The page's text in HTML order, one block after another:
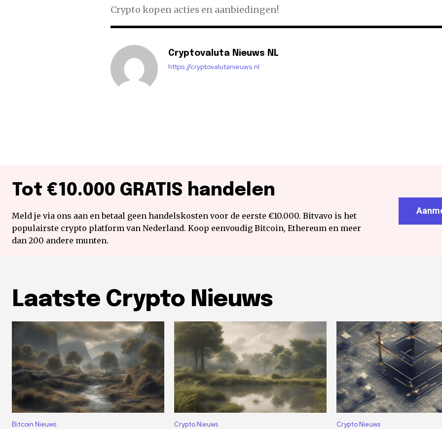
Crypto kopen acties en aanbiedingen!
Cryptovaluta Nieuws NL
https://cryptovalutanieuws.nl
Tot €10.000 GRATIS handelen
Meld je via ons aan en betaal geen handelskosten voor de eerste €10.000. Bitvavo is het
populairste crypto platform van Nederland. Koop eenvoudig Bitcoin, Ethereum en meer
dan 200 andere munten.
Laatste Crypto Nieuws
Bitcoin Nieuws Crypto Nieuws Crypto Nieuws